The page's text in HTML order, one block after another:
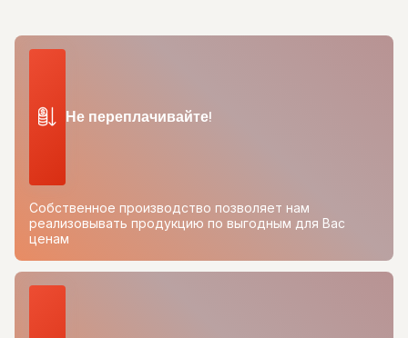
Не переплачивайте!
Собственное производство позволяет нам
реализовывать продукцию по выгодным для Вас
ценам